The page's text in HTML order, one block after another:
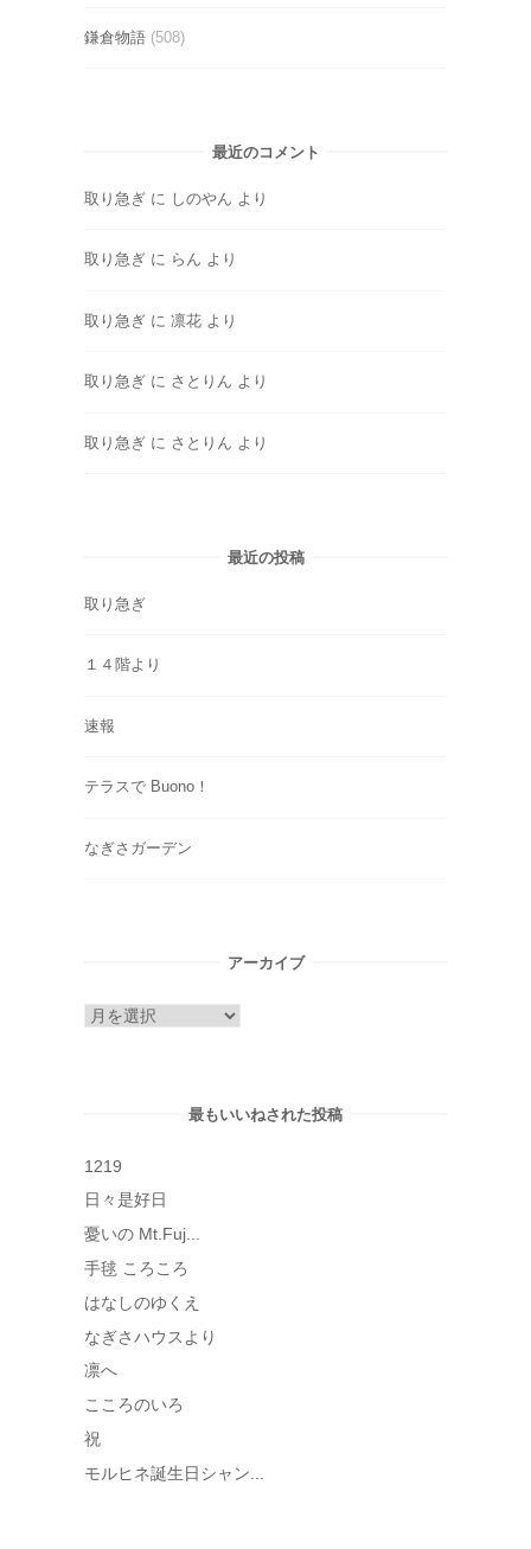
鎌倉物語 (508)
最近のコメント
取り急ぎ に しのやん より
取り急ぎ に らん より
取り急ぎ に 凛花 より
取り急ぎ に さとりん より
取り急ぎ に さとりん より
最近の投稿
取り急ぎ
１４階より
速報
テラスで Buono！
なぎさガーデン
アーカイブ
ア
最もいいねされた投稿
1219
日々是好日
憂いの Mt.Fuj...
手毬 ころころ
はなしのゆくえ
なぎさハウスより
凛へ
こころのいろ
祝
モルヒネ誕生日シャン...